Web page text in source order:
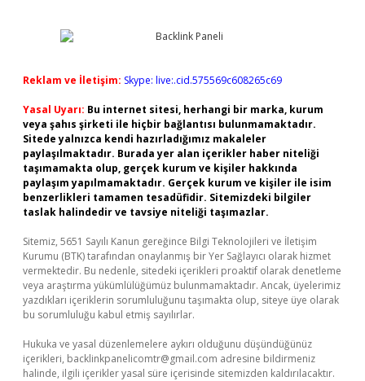
Reklam ve İletişim: Skype: live:.cid.575569c608265c69
Yasal Uyarı: Bu internet sitesi, herhangi bir marka, kurum
veya şahıs şirketi ile hiçbir bağlantısı bulunmamaktadır.
Sitede yalnızca kendi hazırladığımız makaleler
paylaşılmaktadır. Burada yer alan içerikler haber niteliği
taşımamakta olup, gerçek kurum ve kişiler hakkında
paylaşım yapılmamaktadır. Gerçek kurum ve kişiler ile isim
benzerlikleri tamamen tesadüfidir. Sitemizdeki bilgiler
taslak halindedir ve tavsiye niteliği taşımazlar.
Sitemiz, 5651 Sayılı Kanun gereğince Bilgi Teknolojileri ve İletişim
Kurumu (BTK) tarafından onaylanmış bir Yer Sağlayıcı olarak hizmet
vermektedir. Bu nedenle, sitedeki içerikleri proaktif olarak denetleme
veya araştırma yükümlülüğümüz bulunmamaktadır. Ancak, üyelerimiz
yazdıkları içeriklerin sorumluluğunu taşımakta olup, siteye üye olarak
bu sorumluluğu kabul etmiş sayılırlar.
Hukuka ve yasal düzenlemelere aykırı olduğunu düşündüğünüz
içerikleri, backlinkpanelicomtr@gmail.com adresine bildirmeniz
halinde, ilgili içerikler yasal süre içerisinde sitemizden kaldırılacaktır.